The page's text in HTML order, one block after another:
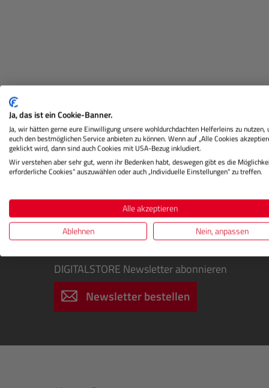
Beschreibung
DIGITALSTORE Newsletter abonnieren
Newsletter bestellen
Ja, das ist ein Cookie-Banner.
Ja, wir hätten gerne eure Einwilligung unsere wohldurchdachten Helferleins zu nutzen,
euch den bestmöglichen Service anbieten zu können. Wenn auf „Alle Cookies
geklickt wird, dann sind auch Cookies mit USA-Bezug inkludiert.
Wir verstehen aber sehr gut, wenn ihr Bedenken habt, deswegen gibt es die
erforderliche Cookies“ auszuwählen oder auch „Individuelle Einstellungen“ zu treffen.
Alle akzeptieren
Ablehnen
Nein, anpassen